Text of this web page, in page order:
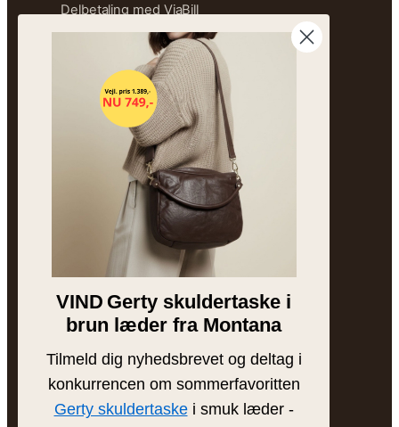
Delbetaling med ViaBill
Størrelsesguide
Ofte stillede spørgsmål
Sitemap
Vores historie
Besøg butikken
Bytteguide
Blog
VIND Gerty skuldertaske i
brun læder fra Montana
Tilmeld dig nyhedsbrevet og deltag i
konkurrencen om sommerfavoritten
Gerty skuldertaskei smuk læder -